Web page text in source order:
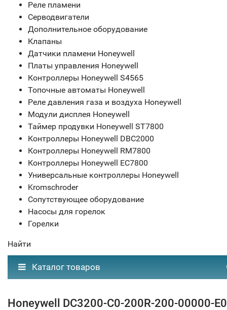
Реле пламени
Серводвигатели
Дополнительное оборудование
Клапаны
Датчики пламени Honeywell
Платы управления Honeywell
Контроллеры Honeywell S4565
Топочные автоматы Honeywell
Реле давления газа и воздуха Honeywell
Модули дисплея Honeywell
Таймер продувки Honeywell ST7800
Контроллеры Honeywell DBC2000
Контроллеры Honeywell RM7800
Контроллеры Honeywell EC7800
Универсальные контроллеры Honeywell
Kromschroder
Сопутствующее оборудование
Насосы для горелок
Горелки
Найти
Каталог товаров
Honeywell DC3200-C0-200R-200-00000-